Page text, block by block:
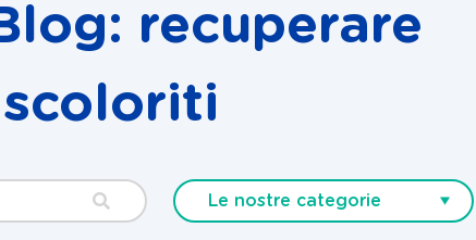
recuperare
Le nostre categorie